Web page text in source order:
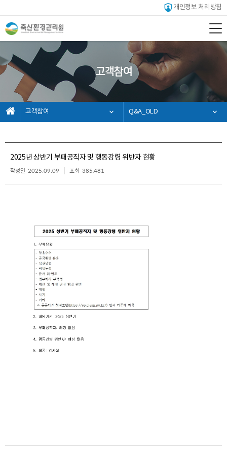
개인정보 처리방침
고객참여
고객참여 Q&A_OLD
2025년 상반기 부패공직자 및 행동강령 위반자 현황
작성일 2025.09.09 조회 385,481